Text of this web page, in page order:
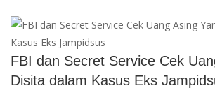
FBI dan Secret Service Cek
Disita dalam Kasus Eks